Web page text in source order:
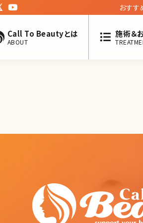
おすす
Call To Beautyとは
ABOUT
施術＆